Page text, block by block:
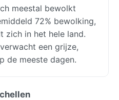
meestal bewolkt
72% bewolking,
zich in het hele land.
een grijze,
de meeste dagen.